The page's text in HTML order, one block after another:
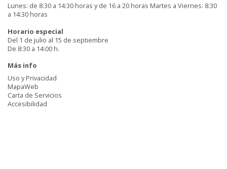
Lunes: de 8:30 a 14:30 horas y de 16 a 20 horas Martes a Viernes: 8:30
a 14:30 horas
Horario especial
Del 1 de julio al 15 de septiembre
De 8:30 a 14:00 h.
Más info
Uso y Privacidad
MapaWeb
Carta de Servicios
Accesibilidad